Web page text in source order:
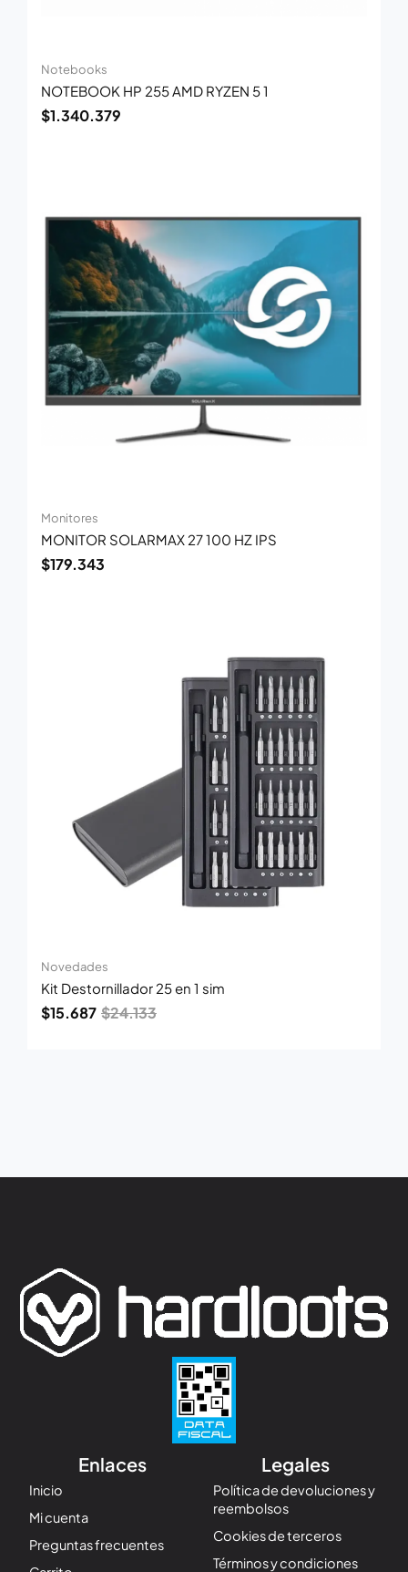
Notebooks
NOTEBOOK HP 255 AMD RYZEN 5 1
$1.340.379
Monitores
MONITOR SOLARMAX 27 100 HZ IPS
$179.343
Novedades
Kit Destornillador 25 en 1 sim
$24.133
$15.687
Enlaces
Inicio
Mi cuenta
Preguntas frecuentes
Legales
Política de devoluciones y
reembolsos
Cookies de terceros
Términos y condiciones